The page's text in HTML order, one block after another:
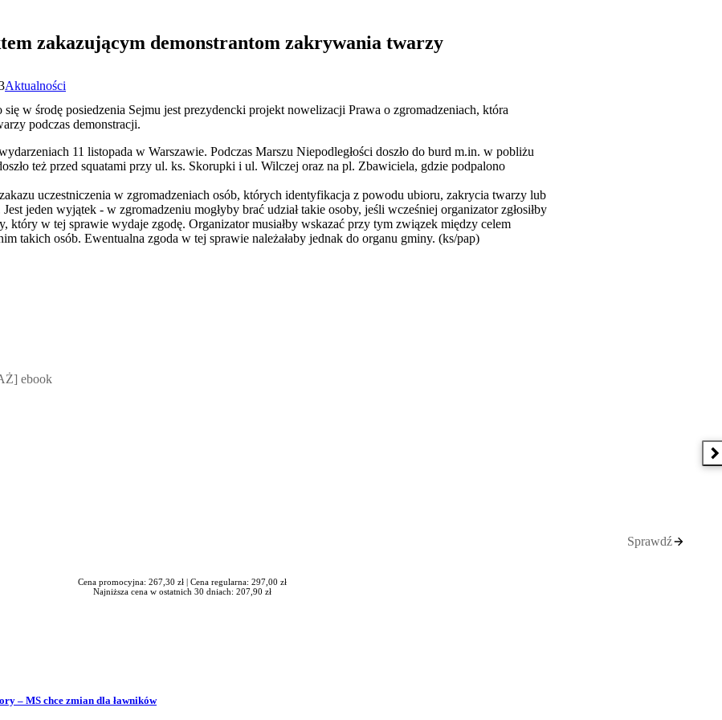
zakazującym demonstrantom zakrywania twarzy
Aktualności
w środę posiedzenia Sejmu jest prezydencki projekt nowelizacji Prawa o zgromadzeniach, która
podczas demonstracji.
11 listopada w Warszawie. Podczas Marszu Niepodległości doszło do burd m.in. w pobliżu
też przed squatami przy ul. ks. Skorupki i ul. Wilczej oraz na pl. Zbawiciela, gdzie podpalono
uczestniczenia w zgromadzeniach osób, których identyfikacja z powodu ubioru, zakrycia twarzy lub
jeden wyjątek - w zgromadzeniu mogłyby brać udział takie osoby, jeśli wcześniej organizator zgłosiłby
który w tej sprawie wydaje zgodę. Organizator musiałby wskazać przy tym związek między celem
takich osób. Ewentualna zgoda w tej sprawie należałaby jednak do organu gminy. (ks/pap)
ebook
Sprawdź
Cena promocyjna: 267,30 zł | Cena regularna: 297,00 zł
Najniższa cena w ostatnich 30 dniach: 207,90 zł
– MS chce zmian dla ławników